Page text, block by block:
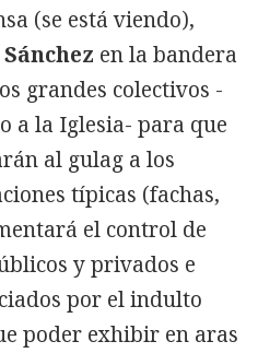
(se está viendo),
Sánchez en la bandera
grandes colectivos -
a la Iglesia- para que
al gulag a los
típicas (fachas,
el control de
y privados e
por el indulto
poder exhibir en aras